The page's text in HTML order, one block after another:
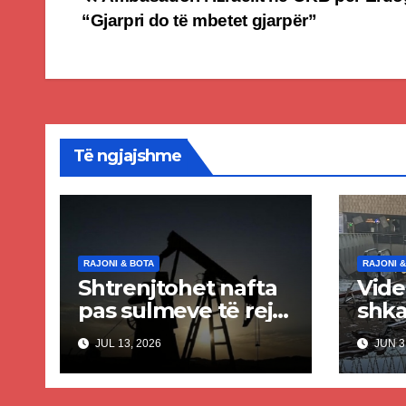
navigation
“Gjarpri do të mbetet gjarpër”
Të ngjajshme
RAJONI & BOTA
Shtrenjtohet nafta
pas sulmeve të reja
SHBA–Iran
JUL 13, 2026
RAJONI
JUN